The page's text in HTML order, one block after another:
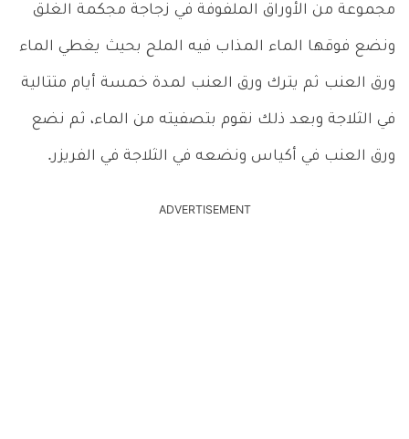
مجموعة من الأوراق الملفوفة في زجاجة مجكمة الغلق
ونضع فوقها الماء المذاب فيه الملح بحيث يغطي الماء
ورق العنب ثم يترك ورق العنب لمدة خمسة أيام متتالية
في الثلاجة وبعد ذلك نقوم بتصفيته من الماء، ثم نضع
ورق العنب في أكياس ونضعه في الثلاجة في الفريزر.
ADVERTISEMENT